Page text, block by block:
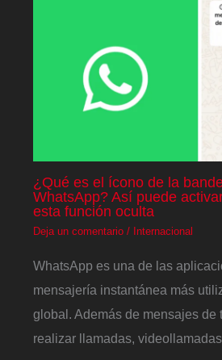
¿Qué es el ícono de la
WhatsApp? Así puede
esta función oculta
Deja un comentario / Internacional
WhatsApp es una de las
mensajería instantánea más
global. Además de mensajes de
realizar llamadas,